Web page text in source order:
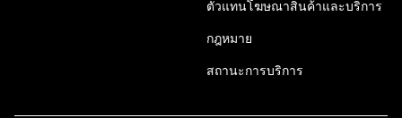
ตัวแทนโฆษณาสินค้าและบริการ
กฎหมาย
สถานะการบริการ